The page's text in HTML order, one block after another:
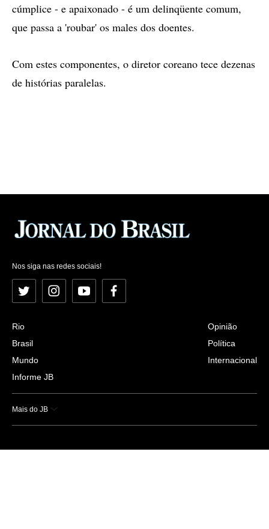
cúmplice - e apaixonado - é um delinqüente comum,
que passa a 'roubar' os males dos doentes.
Com estes componentes, o diretor coreano tece dezenas
de histórias paralelas.
Nos siga nas redes sociais!
Twitter InstagramYouTubeFacebook
Rio
Brasil
Mundo
Informe JB
Opinião
Política
Internacional
Mais do JB
Esportes